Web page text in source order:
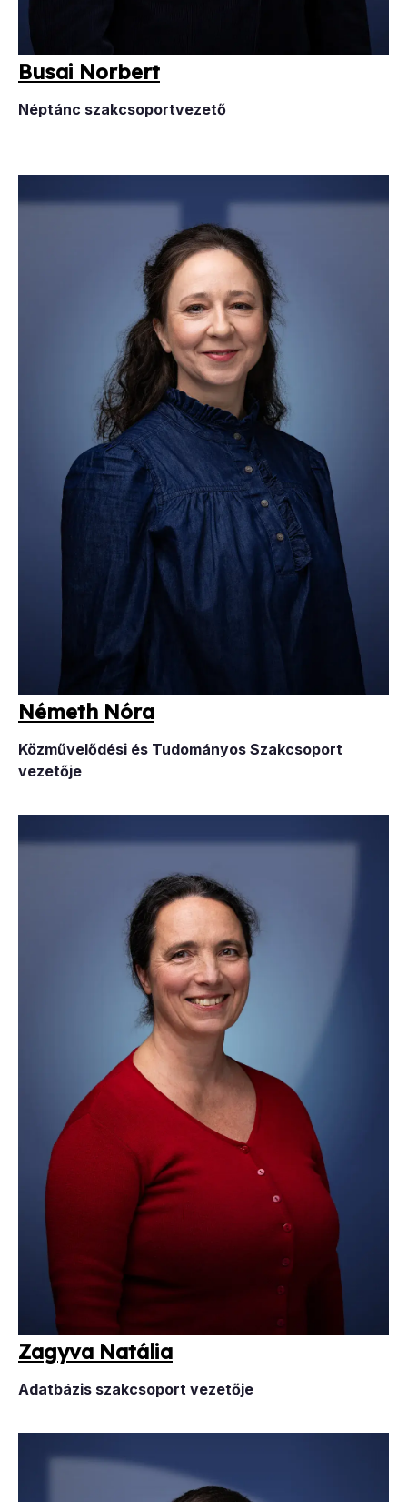
Bu­sai Nor­bert
Néptánc szakcsoportvezető
Né­meth Nó­ra
Közművelődési és Tudományos Szakcsoport
vezetője
Zagy­va Na­tá­lia
Adatbázis szakcsoport vezetője